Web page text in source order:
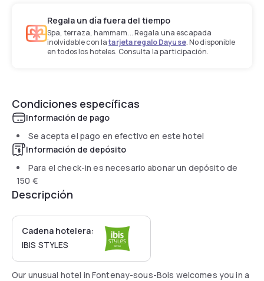
Regala un día fuera del tiempo
Spa, terraza, hammam... Regala una escapada
inolvidable con latarjeta regalo Dayuse. No disponible
en todos los hoteles. Consulta la participación.
Condiciones específicas
Información de pago
Se acepta el pago en efectivo en este hotel
Información de depósito
Para el check-in es necesario abonar un depósito de
150 €
Descripción
Cadena hotelera:
IBIS STYLES
Our unusual hotel in Fontenay-sous-Bois welcomes you in a